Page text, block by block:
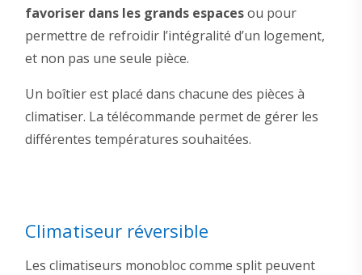
favoriser dans les grands espacesou pour
permettre de refroidir l’intégralité d’un logement,
et non pas une seule pièce.
Un boîtier est placé dans chacune des pièces à
climatiser. La télécommande permet de gérer les
différentes températures souhaitées.
Climatiseur réversible
Les climatiseurs monobloc comme split peuvent